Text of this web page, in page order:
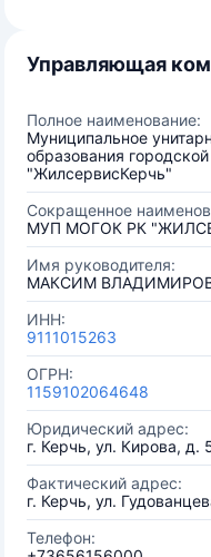
Управляющая
Полное наименование:
Муниципальное
образования
"ЖилсервисКерчь"
Сокращенное
МУП МОГОК РК
Имя руководителя:
МАКСИМ
ИНН:
9111015263
ОГРН:
1159102064648
Юридический адрес:
г. Керчь, ул. Кирова, д.
Фактический адрес:
г. Керчь, ул.
Телефон: